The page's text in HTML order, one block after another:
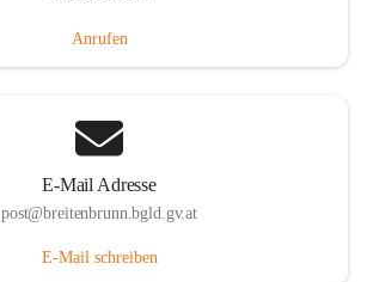
Anrufen
E-Mail Adresse
post@breitenbrunn.bgld.gv.at
E-Mail schreiben